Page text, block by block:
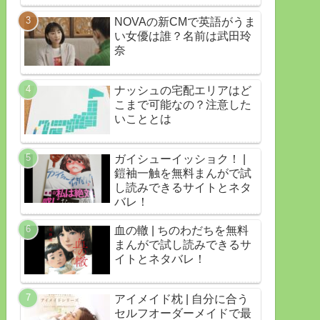
NOVAの新CMで英語がうま
い女優は誰？名前は武田玲
奈
ナッシュの宅配エリアはど
こまで可能なの？注意した
いこととは
ガイシューイッショク！ |
鎧袖一触を無料まんがで試
し読みできるサイトとネタ
バレ！
血の轍 | ちのわだちを無料
まんがで試し読みできるサ
イトとネタバレ！
アイメイド枕 | 自分に合う
セルフオーダーメイドで最